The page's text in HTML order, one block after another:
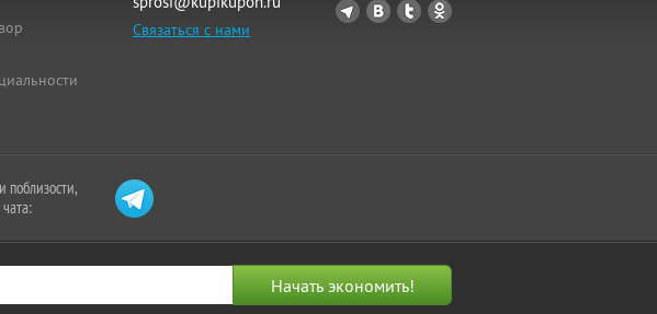
Связаться с нами
поблизости,